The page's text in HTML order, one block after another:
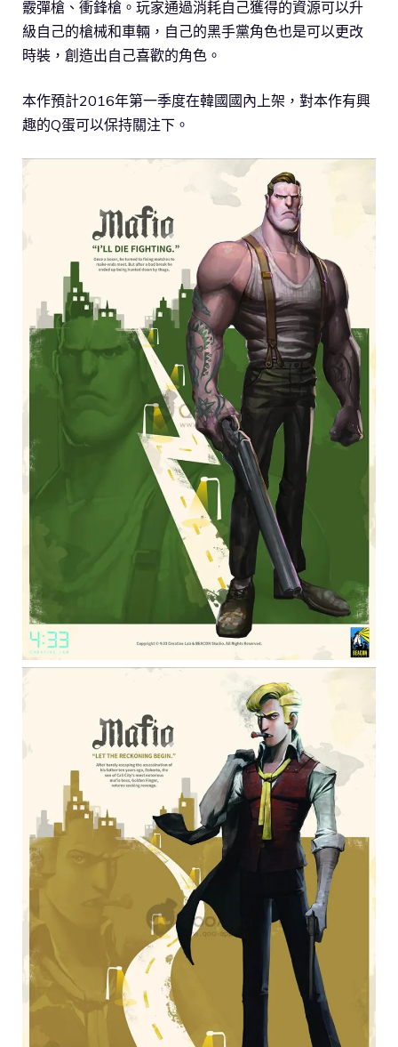
霰彈槍、衝鋒槍。玩家通過消耗自己獲得的資源可以升
級自己的槍械和車輛，自己的黑手黨角色也是可以更改
時裝，創造出自己喜歡的角色。
本作預計2016年第一季度在韓國國內上架，對本作有興
趣的Q蛋可以保持關注下。